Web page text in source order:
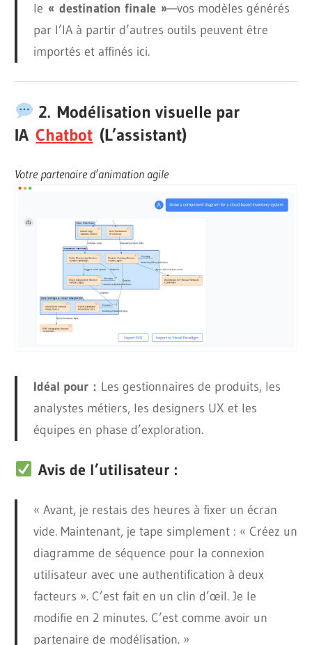
le « destination finale »—vos modèles générés
par l’IA à partir d’autres outils peuvent être
importés et affinés ici.
2. Modélisation visuelle par
IAChatbot (L’assistant)
Votre partenaire d’animation agile
Idéal pour : Les gestionnaires de produits, les
analystes métiers, les designers UX et les
équipes en phase d’exploration.
Avis de l’utilisateur :
« Avant, je restais des heures à fixer un écran
vide. Maintenant, je tape simplement : « Créez un
diagramme de séquence pour la connexion
utilisateur avec une authentification à deux
facteurs ». C’est fait en un clin d’œil. Je le
modifie en 2 minutes. C’est comme avoir un
partenaire de modélisation. »